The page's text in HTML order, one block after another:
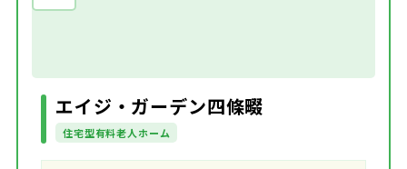
エイジ・ガーデン四條畷
住宅型有料老人ホーム